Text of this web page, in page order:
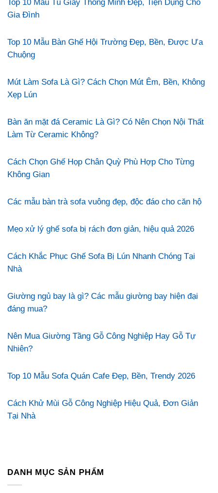
Top 10 Mẫu Tủ Giày Thông Minh Đẹp, Tiện Dụng Cho
Gia Đình
Top 10 Mẫu Bàn Ghế Hội Trường Đẹp, Bền, Được Ưa
Chuộng
Mút Làm Sofa Là Gì? Cách Chọn Mút Êm, Bền, Không
Xẹp Lún
Bàn ăn mặt đá Ceramic Là Gì? Có Nên Chọn Nội Thất
Làm Từ Ceramic Không?
Cách Chọn Ghế Họp Chân Quỳ Phù Hợp Cho Từng
Không Gian
Các mẫu bàn trà sofa vuông đẹp, độc đáo cho căn hộ
Mẹo xử lý ghế sofa bị rách đơn giản, hiệu quả 2026
Cách Khắc Phục Ghế Sofa Bị Lún Nhanh Chóng Tại
Nhà
Giường ngủ bay là gì? Các mẫu giường bay hiện đại
đáng mua?
Nên Mua Giường Tầng Gỗ Công Nghiệp Hay Gỗ Tự
Nhiên?
Top 10 Mẫu Sofa Quán Cafe Đẹp, Bền, Trendy 2026
Cách Khử Mùi Gỗ Công Nghiệp Hiệu Quả, Đơn Giản
Tại Nhà
DANH MỤC SẢN PHẨM